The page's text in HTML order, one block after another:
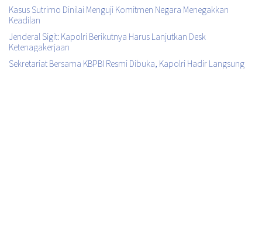
Kasus Sutrimo Dinilai Menguji Komitmen Negara Menegakkan
Keadilan
Jenderal Sigit: Kapolri Berikutnya Harus Lanjutkan Desk
Ketenagakerjaan
Sekretariat Bersama KBPBI Resmi Dibuka, Kapolri Hadir Langsung